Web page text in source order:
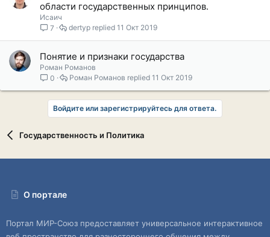
области государственных принципов.
Исаич
7
11 Окт 2019
dertyp
Понятие и признаки государства
Роман Романов
0
11 Окт 2019
Роман Романов
Войдите или зарегистрируйтесь для ответа.
Государственность и Политика
О портале
Портал МИР-Союз предоставляет универсальное интерактивное